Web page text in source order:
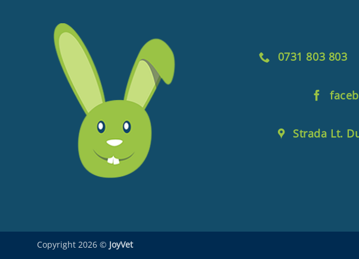
0731 803 803
Strada Lt.
Copyright 2026 © JoyVet